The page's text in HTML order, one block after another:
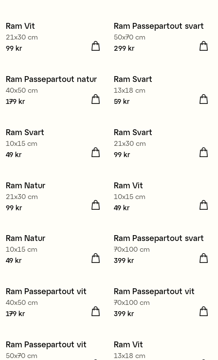
3 för 2
Ram Vit
21x30 cm
Pris:
99 kr
3 för 2
Ram Passepartout svart
50x70 cm
Pris :299 kr
299 kr
3 för 2
Ram Passepartout natur
40x50 cm
Pris :179 kr
179 kr
3 för 2
Ram Svart
13x18 cm
Pris:
59 kr
3 för 2
Ram Svart
10x15 cm
Pris:
49 kr
3 för 2
Ram Svart
21x30 cm
Pris:
99 kr
3 för 2
Ram Natur
21x30 cm
Pris:
99 kr
3 för 2
Ram Vit
10x15 cm
Pris:
49 kr
3 för 2
Ram Natur
10x15 cm
Pris:
49 kr
3 för 2
Ram Passepartout svart
70x100 cm
Pris :399 kr
399 kr
3 för 2
Ram Passepartout vit
40x50 cm
Pris :179 kr
179 kr
3 för 2
Ram Passepartout vit
70x100 cm
Pris :399 kr
399 kr
3 för 2
Ram Passepartout vit
50x70 cm
3 för 2
Ram Vit
13x18 cm